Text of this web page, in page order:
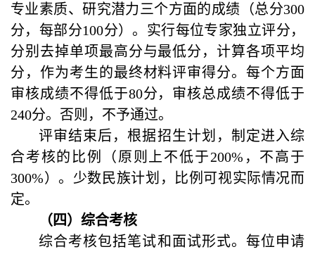
专业素质、研究潜力三个方面的成绩（总分300
分，每部分100分）。实行每位专家独立评分，
分别去掉单项最高分与最低分，计算各项平均
分，作为考生的最终材料评审得分。每个方面
审核成绩不得低于80分，审核总成绩不得低于
240分。否则，不予通过。
评审结束后，根据招生计划，制定进入综
合考核的比例（原则上不低于200% ，不高于
300%）。少数民族计划，比例可视实际情况而
定。
（四）综合考核
综合考核包括笔试和面试形式。每位申请